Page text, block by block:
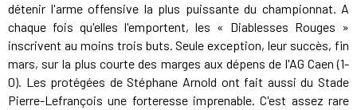
détenir l'arme offensive la plus puissante du championnat. A
chaque fois qu'elles l'emportent, les « Diablesses Rouges »
inscrivent au moins trois buts. Seule exception, leur succès, fin
mars, sur la plus courte des marges aux dépens de l'AG Caen (1-
0). Les protégées de Stéphane Arnold ont fait aussi du Stade
Pierre-Lefrançois une forteresse imprenable. C'est assez rare